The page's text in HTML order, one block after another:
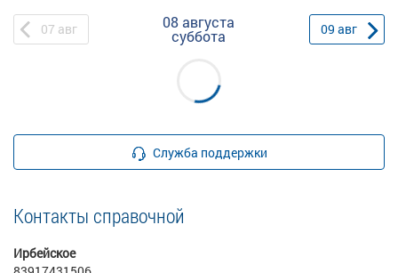
07 авг 08 августа
суббота 09 авг
Служба поддержки
Контакты справочной
Ирбейское